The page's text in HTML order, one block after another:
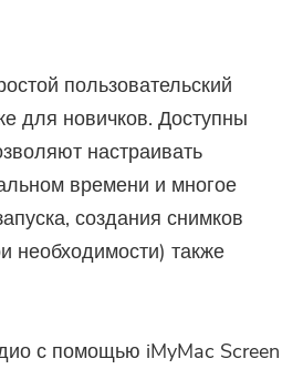
пользовательский
для новичков. Доступны
настраивать
времени и многое
создания снимков
необходимости) также
с помощью iMyMac Screen